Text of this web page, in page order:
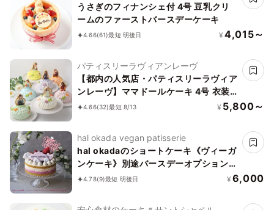
うさぎのフィナンシェ付 4号 豆乳クリ
ームのファーストバースデーケーキ
4.66(61)最短 明後日 ¥ 4,015～
パティスリーラヴィアンレーヴ
【都内の人気店・パティスリーラヴィア
ンレーヴ】ママドールケーキ 4号 衣装
に合わせて7色からお選びいただけます
4.66(32)最短 8/13 ¥ 5,800～
hal okada vegan patisserie
hal okadaのショートケーキ《ヴィーガ
ンケーキ》別途バースデーオプションあ
り4.78(9)最短 明後日 ¥ 6,000